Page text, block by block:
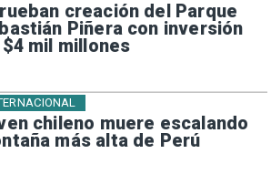
creación del Parque
Piñera con inversión
mil millones
chileno muere escalando
más alta de Perú